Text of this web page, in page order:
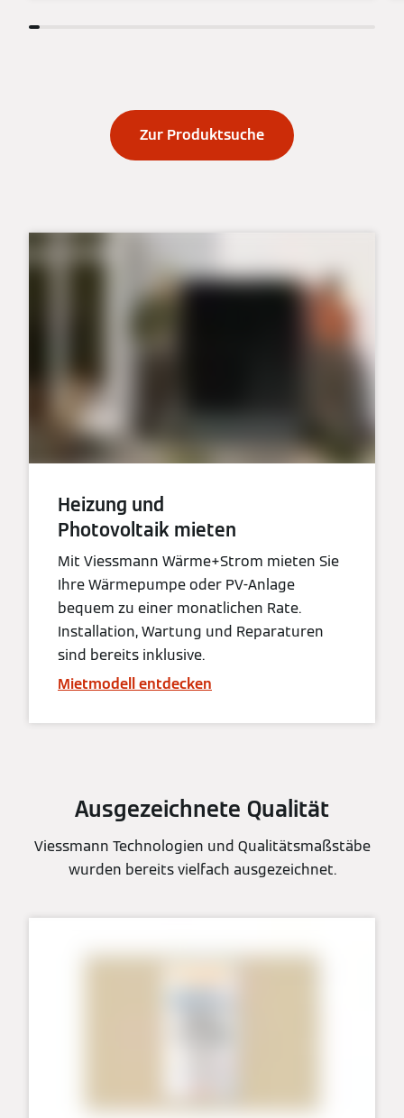
Zur Produktsuche
Heizung und
Photovoltaik mieten
Mit Viessmann Wärme+Strom mieten Sie
Ihre Wärmepumpe oder PV-Anlage
bequem zu einer monatlichen Rate.
Installation, Wartung und Reparaturen
sind bereits inklusive.
Mietmodell entdecken
Ausgezeichnete Qualität
Viessmann Technologien und Qualitätsmaßstäbe
wurden bereits vielfach ausgezeichnet.